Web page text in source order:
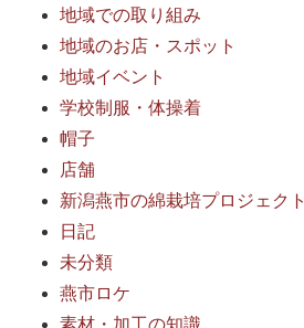
地域での取り組み
地域のお店・スポット
地域イベント
学校制服・体操着
帽子
店舗
新潟燕市の綿栽培プロジェクト
日記
未分類
燕市ロケ